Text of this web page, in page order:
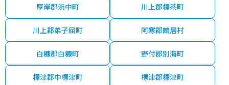
厚岸郡浜中町 川上郡標茶町
川上郡弟子屈町 阿寒郡鶴居村
白糠郡白糠町 野付郡別海町
標津郡中標津町 標津郡標津町